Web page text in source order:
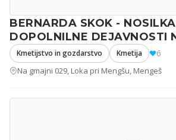
BERNARDA SKOK - NOSILKA
DOPOLNILNE DEJAVNOSTI
Kmetijstvo in gozdarstvo Kmetija 6
Na gmajni 029, Loka pri Mengšu, Mengeš